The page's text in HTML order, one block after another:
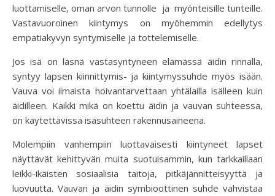
luottamiselle, oman arvon tunnolle ja myönteisille tunteille.
Vastavuoroinen kiintymys on myöhemmin edellytys
empatiakyvyn syntymiselle ja tottelemiselle.
Jos isä on läsnä vastasyntyneen elämässä äidin rinnalla,
syntyy lapsen kiinnittymis- ja kiintymyssuhde myös isään.
Vauva voi ilmaista hoivantarvettaan yhtälailla isälleen kuin
äidilleen. Kaikki mikä on koettu äidin ja vauvan suhteessa,
on käytettävissä isäsuhteen rakennusaineena.
Molempiin vanhempiin luottavaisesti kiintyneet lapset
näyttävät kehittyvän muita suotuisammin, kun tarkkaillaan
leikki-ikäisten sosiaalisia taitoja, pitkäjännitteisyyttä ja
luovuutta. Vauvan ja äidin symbioottinen suhde vahvistaa